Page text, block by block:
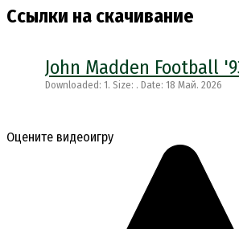
Ссылки на скачивание
John Madden Football
Downloaded: 1. Size: . Date: 18 Май. 2026
Оцените видеоигру